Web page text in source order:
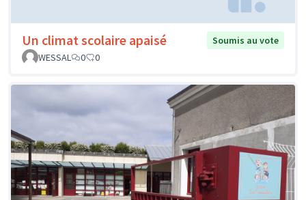
Un climat scolaire apaisé
Soumis au vote
WESSAL
0 0